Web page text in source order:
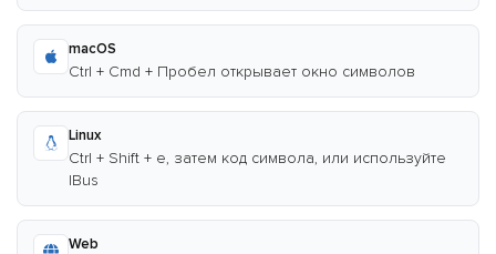
macOS
Ctrl + Cmd + Пробел открывает окно символов
Linux
Ctrl + Shift + e, затем код символа, или используйте
IBus
Web